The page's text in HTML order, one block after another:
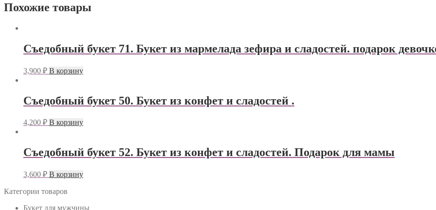
Похожие товары
Съедобный букет 71. Букет из мармелада зефира и сладостей. подарок
3,900 ₽ В корзину
Съедобный букет 50. Букет из конфет и сладостей .
4,200 ₽ В корзину
Съедобный букет 52. Букет из конфет и сладостей. Подарок для мамы
3,600 ₽ В корзину
Категории товаров
Букет для мужчины